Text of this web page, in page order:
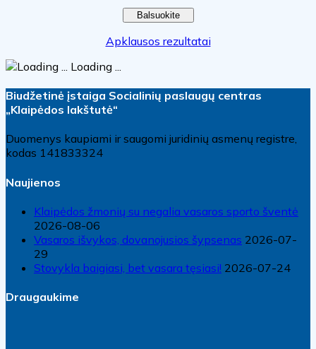
Apklausos rezultatai
Loading ...
Biudžetinė įstaiga Socialinių paslaugų centras
„Klaipėdos lakštutė“
Duomenys kaupiami ir saugomi juridinių asmenų registre,
kodas 141833324
Naujienos
Klaipėdos žmonių su negalia vasaros sporto šventė
2026-08-06
Vasaros išvykos, dovanojusios šypsenas 2026-07-
29
Stovykla baigiasi, bet vasara tęsiasi! 2026-07-24
Draugaukime